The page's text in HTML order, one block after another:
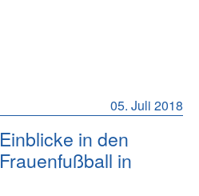
05. Juli 2018
Einblicke in den
Frauenfußball in